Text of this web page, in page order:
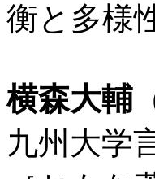
衡と多様
横森大輔
九州大学